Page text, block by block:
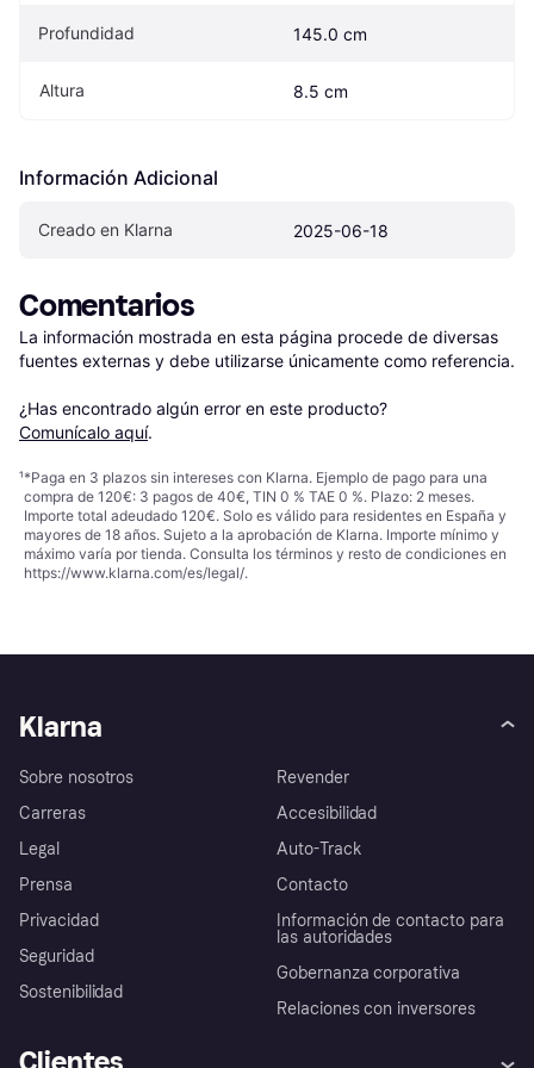
Profundidad 145.0 cm
Altura 8.5 cm
Información Adicional
Creado en Klarna 2025-06-18
Comentarios
La información mostrada en esta página procede de diversas
fuentes externas y debe utilizarse únicamente como referencia.
¿Has encontrado algún error en este producto?
Comunícalo aquí.
¹*Paga en 3 plazos sin intereses con Klarna. Ejemplo de pago para una
compra de 120€: 3 pagos de 40€, TIN 0 % TAE 0 %. Plazo: 2 meses.
Importe total adeudado 120€. Solo es válido para residentes en España y
mayores de 18 años. Sujeto a la aprobación de Klarna. Importe mínimo y
máximo varía por tienda. Consulta los términos y resto de condiciones en
https://www.klarna.com/es/legal/.
Klarna
Sobre nosotros
Carreras
Legal
Prensa
Privacidad
Seguridad
Sostenibilidad
Revender
Accesibilidad
Auto-Track
Contacto
Información de contacto para
las autoridades
Gobernanza corporativa
Relaciones con inversores